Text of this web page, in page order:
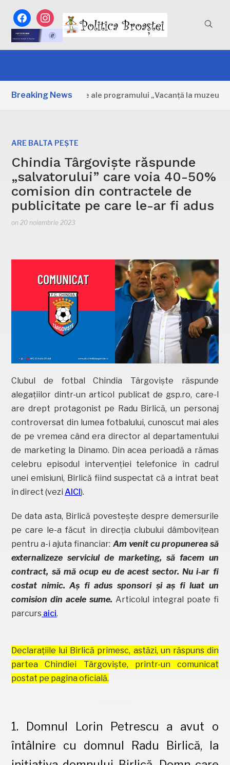
facebookinstagram
Breaking News
Primele zile ale programului „Vacanță la muzeu”
ARE BALTA PEȘTE
Chindia Târgoviște răspunde
„salvatorului” care voia 40-50%
comision din contractele de
publicitate pe care le-ar fi adus
on 20 noiembrie 2023
Clubul de fotbal Chindia Târgoviște răspunde
alegațiilor dintr-un articol publicat de gsp.ro, care-l
are drept protagonist pe Radu Birlică, un personaj
controversat din lumea fotbalului, cunoscut mai ales
de pe vremea când era director al departamentului
de marketing la Dinamo. Din acea perioadă a rămas
celebru episodul intervenției telefonice în cadrul
unei emisiuni, Birlică fiind suspectat că a intrat beat
în direct (vezi AICI).
De data asta, Birlică povestește despre demersurile
pe care le-a făcut în direcția clubului dâmbovițean
pentru a-i ajuta financiar: Am venit cu propunerea să
externalizeze serviciul de marketing, să facem un
contract, să mă ocup eu de acest sector. Nu i-ar fi
costat nimic. Aș fi adus sponsori și aș fi luat un
comision din acele sume. Articolul integral poate fi
parcurs aici.
Declarațiile lui Birlică primesc, astăzi, un răspuns din
partea Chindiei Târgoviște, printr-un comunicat
postat pe pagina oficială.
1. Domnul Lorin Petrescu a avut o
întâlnire cu domnul Radu Birlică, la